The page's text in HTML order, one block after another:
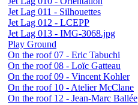
Jet Lag 011 - Silhouettes
Jet Lag 012 - LCEPP
Jet Lag 013 - IMG-3068.jpg
Play Ground
On the roof 07 - Eric Tabuchi
On the roof 08 - Loïc Gatteau
On the roof 09 - Vincent Kohler
On the roof 10 - Atelier McClane
On the roof 12 - Jean-Marc Ballée